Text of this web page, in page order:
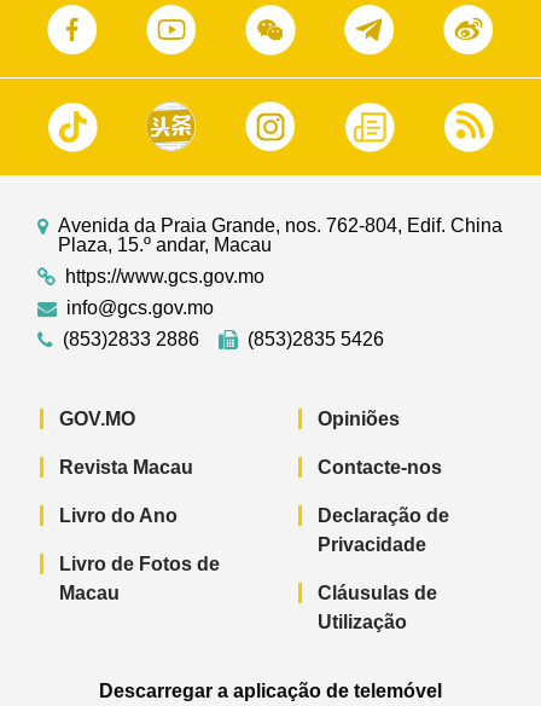
Avenida da Praia Grande, nos. 762-804, Edif. China
Plaza, 15.º andar, Macau
https://www.gcs.gov.mo
info@gcs.gov.mo
(853)2833 2886
(853)2835 5426
GOV.MO
Revista Macau
Livro do Ano
Livro de Fotos de
Macau
Opiniões
Contacte-nos
Declaração de
Privacidade
Cláusulas de
Utilização
Descarregar a aplicação de telemóvel